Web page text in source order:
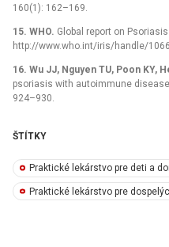
160(1): 162–169.
15. WHO. Global report on
http://www.who.int/iris/handle/
16. Wu JJ, Nguyen TU, Poon KY,
psoriasis with autoimmune
924–930.
ŠTÍTKY
Praktické lekárstvo pre deti a
Praktické lekárstvo pre